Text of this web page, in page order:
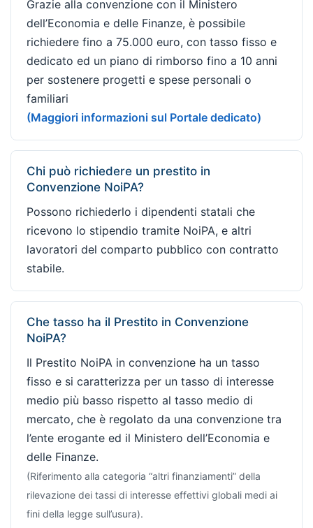
Grazie alla convenzione con il Ministero
dell’Economia e delle Finanze, è possibile
richiedere fino a 75.000 euro, con tasso fisso e
dedicato ed un piano di rimborso fino a 10 anni
per sostenere progetti e spese personali o
familiari
(Maggiori informazioni sul Portale dedicato)
Chi può richiedere un prestito in
Convenzione NoiPA?
Possono richiederlo i dipendenti statali che
ricevono lo stipendio tramite NoiPA, e altri
lavoratori del comparto pubblico con contratto
stabile.
Che tasso ha il Prestito in Convenzione
NoiPA?
Il Prestito NoiPA in convenzione ha un tasso
fisso e si caratterizza per un tasso di interesse
medio più basso rispetto al tasso medio di
mercato, che è regolato da una convenzione tra
l’ente erogante ed il Ministero dell’Economia e
delle Finanze.
(Riferimento alla categoria “altri finanziamenti” della
rilevazione dei tassi di interesse effettivi globali medi ai
fini della legge sull’usura).